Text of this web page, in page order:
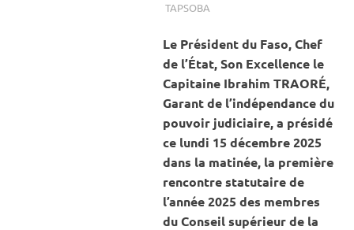
TAPSOBA
Le Président du Faso, Chef
de l’État, Son Excellence le
Capitaine Ibrahim TRAORÉ,
Garant de l’indépendance du
pouvoir judiciaire, a présidé
ce lundi 15 décembre 2025
dans la matinée, la première
rencontre statutaire de
l’année 2025 des membres
du Conseil supérieur de la